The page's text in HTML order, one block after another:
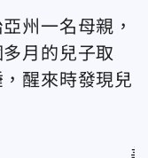
州一名母親，
月的兒子取
醒來時發現兒